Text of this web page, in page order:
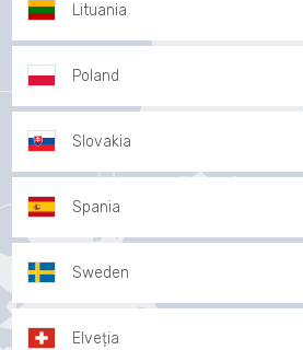
Lituania
Poland
Slovakia
Spania
Sweden
Elveția